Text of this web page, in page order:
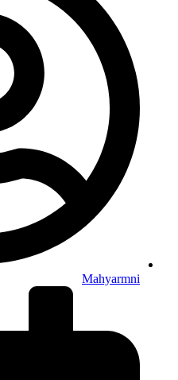
Mahyarmni